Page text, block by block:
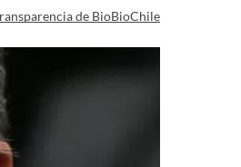
de BioBioChile